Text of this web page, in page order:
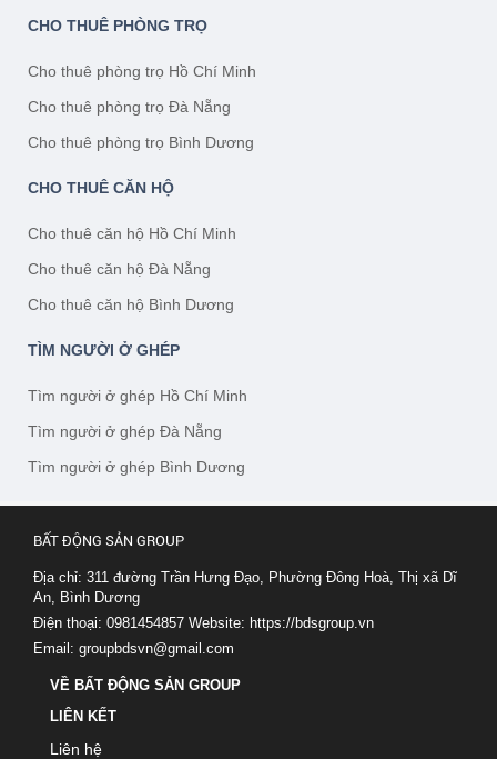
CHO THUÊ PHÒNG TRỌ
Cho thuê phòng trọ Hồ Chí Minh
Cho thuê phòng trọ Đà Nẵng
Cho thuê phòng trọ Bình Dương
CHO THUÊ CĂN HỘ
Cho thuê căn hộ Hồ Chí Minh
Cho thuê căn hộ Đà Nẵng
Cho thuê căn hộ Bình Dương
TÌM NGƯỜI Ở GHÉP
Tìm người ở ghép Hồ Chí Minh
Tìm người ở ghép Đà Nẵng
Tìm người ở ghép Bình Dương
BẤT ĐỘNG SẢN GROUP
Địa chỉ: 311 đường Trần Hưng Đạo, Phường Đông Hoà, Thị xã Dĩ
An, Bình Dương
Điện thoại: 0981454857 Website: https://bdsgroup.vn
Email: groupbdsvn@gmail.com
VỀ BẤT ĐỘNG SẢN GROUP
LIÊN KẾT
Liên hệ